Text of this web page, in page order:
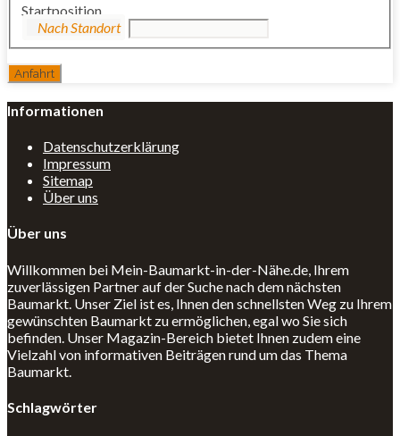
Startposition
Informationen
Datenschutzerklärung
Impressum
Sitemap
Über uns
Über uns
Willkommen bei Mein-Baumarkt-in-der-Nähe.de, Ihrem
zuverlässigen Partner auf der Suche nach dem nächsten
Baumarkt. Unser Ziel ist es, Ihnen den schnellsten Weg zu Ihrem
gewünschten Baumarkt zu ermöglichen, egal wo Sie sich
befinden. Unser Magazin-Bereich bietet Ihnen zudem eine
Vielzahl von informativen Beiträgen rund um das Thema
Baumarkt.
Schlagwörter